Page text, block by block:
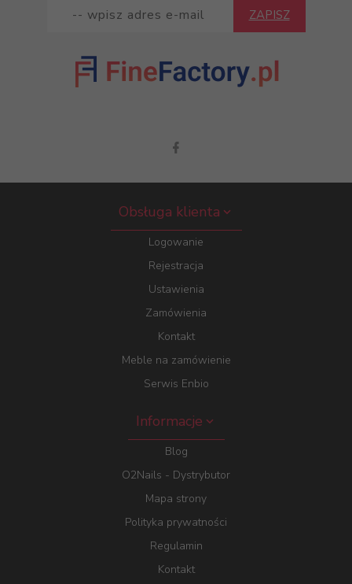
ZAPISZ
Obsługa klienta
Logowanie
Rejestracja
Ustawienia
Zamówienia
Kontakt
Meble na zamówienie
Serwis Enbio
Informacje
Blog
O2Nails - Dystrybutor
Mapa strony
Polityka prywatności
Regulamin
Kontakt